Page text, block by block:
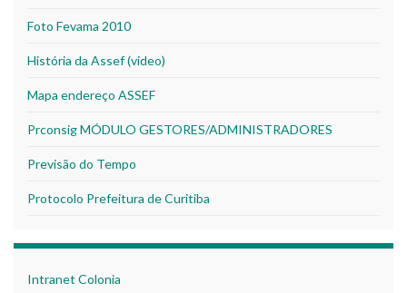
Foto Fevama 2010
História da Assef (video)
Mapa endereço ASSEF
Prconsig MÓDULO GESTORES/ADMINISTRADORES
Previsão do Tempo
Protocolo Prefeitura de Curitiba
Intranet Colonia